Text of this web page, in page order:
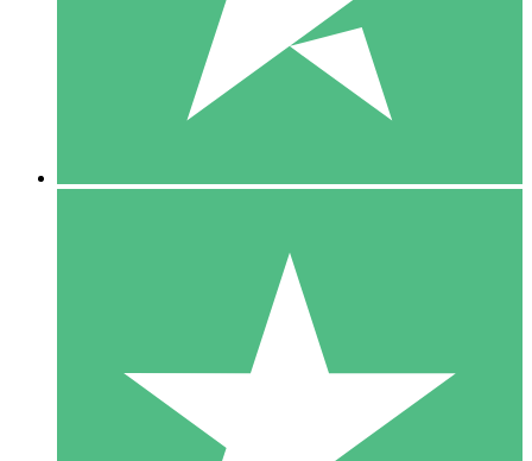
10 00
10 Descargas
20 00